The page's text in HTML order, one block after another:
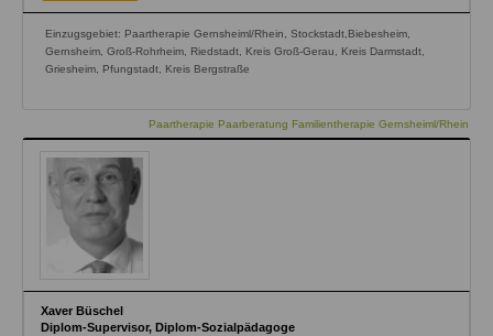
Einzugsgebiet: Paartherapie Gernsheiml/Rhein, Stockstadt,Biebesheim,
Gernsheim, Groß-Rohrheim, Riedstadt, Kreis Groß-Gerau, Kreis Darmstadt,
Griesheim, Pfungstadt, Kreis Bergstraße
Paartherapie Paarberatung Familientherapie Gernsheiml/Rhein
Xaver Büschel
Diplom-Supervisor, Diplom-Sozialpädagoge